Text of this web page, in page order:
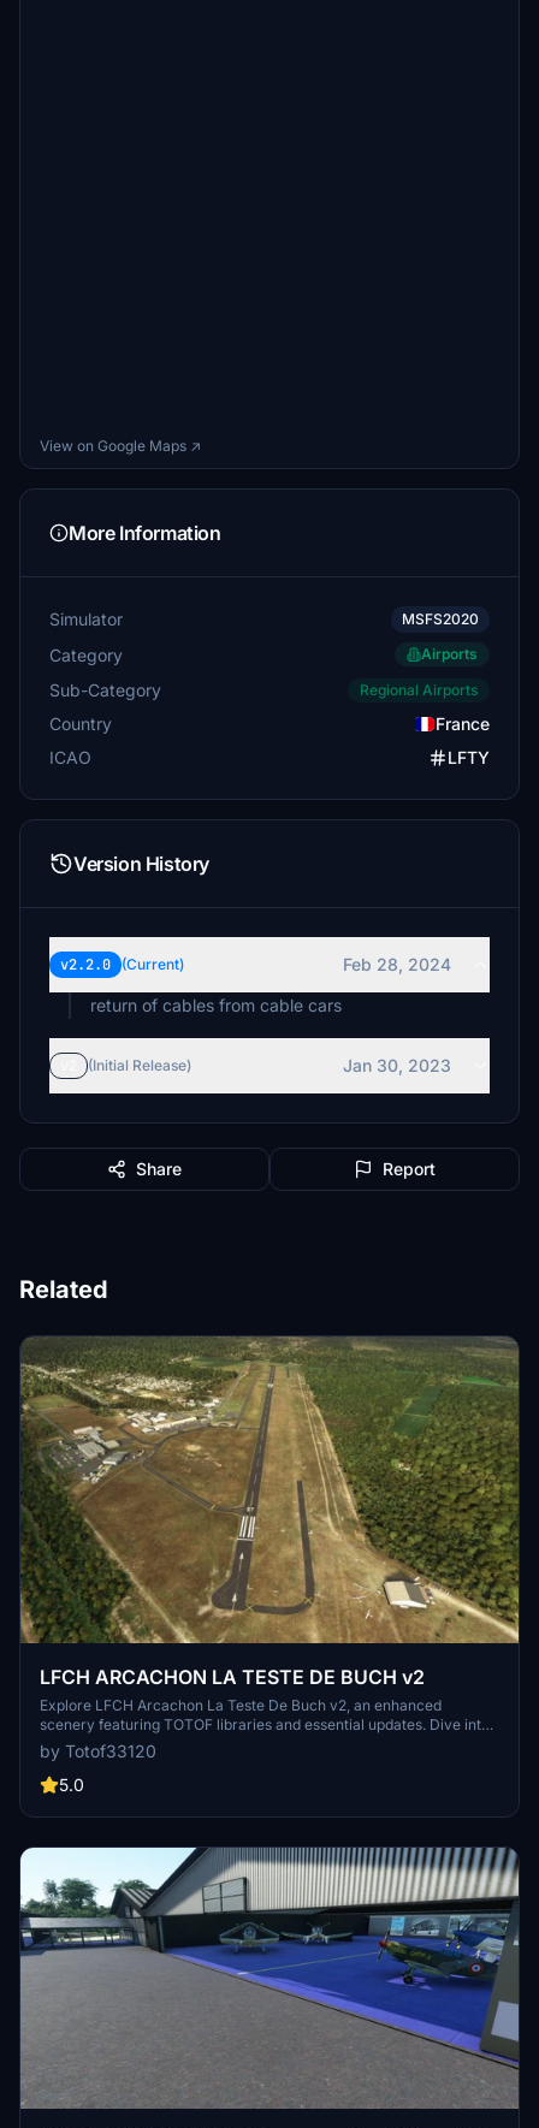
View on Google Maps ↗
More Information
Simulator MSFS2020
Category Airports
Sub-Category Regional Airports
Country
France
ICAO
LFTY
Version History
v2.2.0 (Current)
Feb 28, 2024
return of cables from cable cars
(Initial Release) Jan 30, 2023
Share Report
Related
LFCH ARCACHON LA TESTE DE BUCH v2
Explore LFCH Arcachon La Teste De Buch v2, an enhanced
scenery featuring TOTOF libraries and essential updates. Dive into
a detailed world with Tchanquées cabins, France VFR landmarks,
and more. Immerse yourself in a realistic flight experience with this
meticulously crafted add-on. Enhance your virtual aviation journey
by Totof33120
5.0